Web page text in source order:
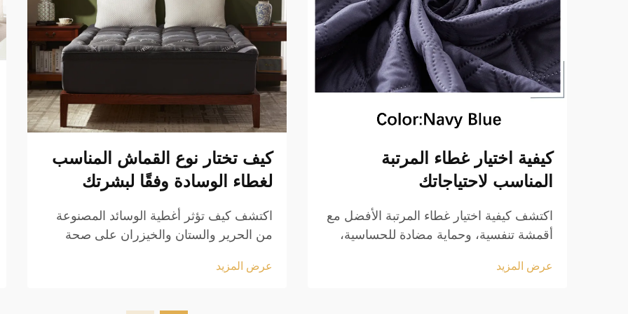
كيفية اختيار غطاء المرتبة
المناسب لاحتياجاتك
اكتشف كيفية اختيار غطاء المرتبة الأفضل مع
أقمشة تنفسية، وحماية مضادة للحساسية،
المثالي والمتانة للسرير بحجم كينج. احصل
عرض المزيد
كيف تختار نوع القماش المناسب
لغطاء الوسادة وفقًا لبشرتك
اكتشف كيف تؤثر أغطية الوسائد المصنوعة
من الحرير والستان والخيزران على صحة
ومنع ظهور حب الشباب. احصل على نصائح
عرض المزيد